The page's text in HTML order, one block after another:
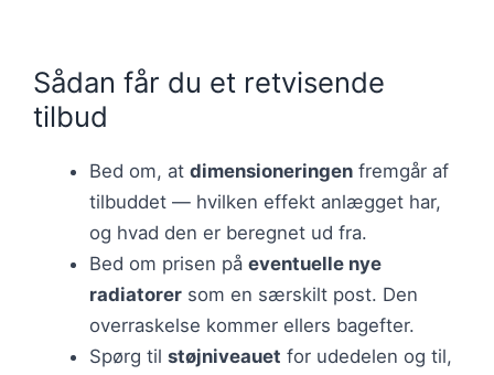
Sådan får du et retvisende
tilbud
Bed om, at dimensioneringen fremgår af
tilbuddet — hvilken effekt anlægget har,
og hvad den er beregnet ud fra.
Bed om prisen på eventuelle nye
radiatorer som en særskilt post. Den
overraskelse kommer ellers bagefter.
Spørg til støjniveauet for udedelen og til,